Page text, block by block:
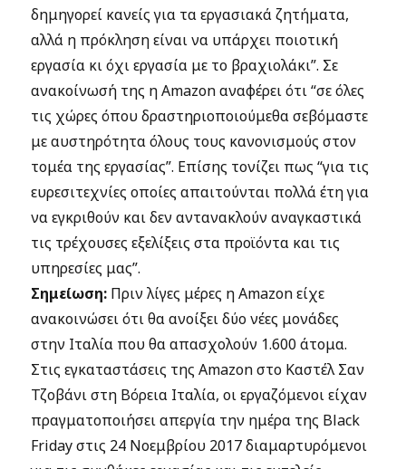
δημηγορεί κανείς για τα εργασιακά ζητήματα,
αλλά η πρόκληση είναι να υπάρχει ποιοτική
εργασία κι όχι εργασία με το βραχιολάκι”. Σε
ανακοίνωσή της η Amazon αναφέρει ότι “σε όλες
τις χώρες όπου δραστηριοποιούμεθα σεβόμαστε
με αυστηρότητα όλους τους κανονισμούς στον
τομέα της εργασίας”. Επίσης τονίζει πως “για τις
ευρεσιτεχνίες οποίες απαιτούνται πολλά έτη για
να εγκριθούν και δεν αντανακλούν αναγκαστικά
τις τρέχουσες εξελίξεις στα προϊόντα και τις
υπηρεσίες μας”.
Σημείωση: Πριν λίγες μέρες η Amazon είχε
ανακοινώσει ότι θα ανοίξει δύο νέες μονάδες
στην Ιταλία που θα απασχολούν 1.600 άτομα.
Στις εγκαταστάσεις της Amazon στο Καστέλ Σαν
Τζοβάνι στη Βόρεια Ιταλία, οι εργαζόμενοι είχαν
πραγματοποιήσει απεργία την ημέρα της Black
Friday στις 24 Νοεμβρίου 2017 διαμαρτυρόμενοι